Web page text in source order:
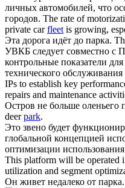
личных автомобилей, что
городов. The rate of
private carfleetis growing,
Эта дорога идёт до парка.
УВКБ следует совместно с
контрольные показатели
технического обслуживания
IPs to establish key
repairs and maintenance
Остров не больше оленьего
deerpark.
Это звено будет
глобальной концепцией
оптимизации
This platform will be operated
utilization and segment
Он живет недалеко от парка.